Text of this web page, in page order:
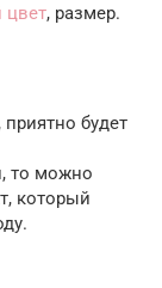
, размер.
будет
то можно
который